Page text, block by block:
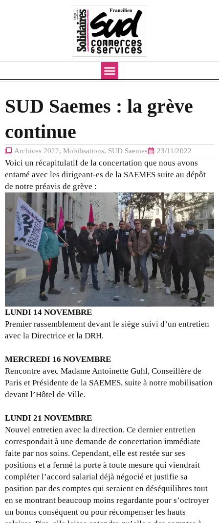
SUD Saemes : la grève
continue
Archives 2022, Mobilisations, SUD Saemes 23/11/2022
Voici un récapitulatif de la concertation que nous avons
entamé avec les dirigeant-es de la SAEMES suite au dépôt
de notre préavis de grève :
LUNDI 14 NOVEMBRE
Premier rassemblement devant le siège suivi d’un entretien
avec la Directrice et la DRH.
MERCREDI 16 NOVEMBRE
Rencontre avec Madame Antoinette Guhl, Conseillère de
Paris et Présidente de la SAEMES, suite à notre mobilisation
devant l’Hôtel de Ville.
LUNDI 21 NOVEMBRE
Nouvel entretien avec la direction. Ce dernier entretien
correspondait à une demande de concertation immédiate
faite par nos soins. Cependant, elle est restée sur ses
positions et a fermé la porte à toute mesure qui viendrait
compléter l’accord salarial déjà négocié et justifie sa
position par des comptes qui seraient en déséquilibres tout
en se montrant beaucoup moins regardante pour s’octroyer
un bonus conséquent ou pour récompenser les hauts